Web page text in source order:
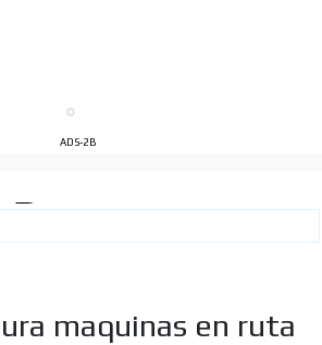
ADS-2B
maquinas en ruta